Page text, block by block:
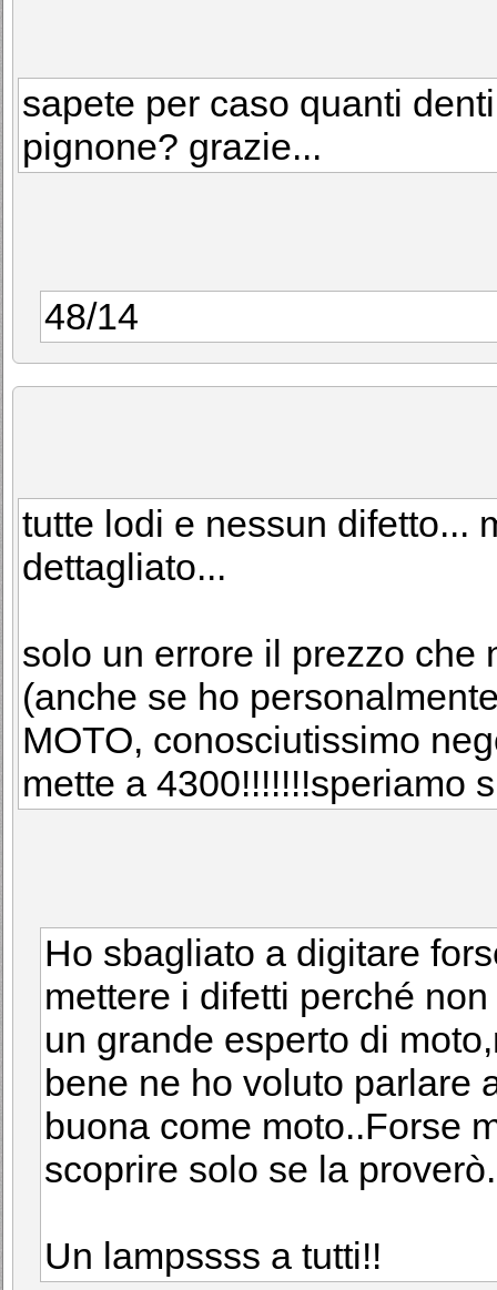
sapete per caso quanti
pignone? grazie...
48/14
tutte lodi e nessun difetto...
dettagliato...
solo un errore il prezzo che
(anche se ho
MOTO, conosciutissimo
mette a 4300!!!!!!!speriamo
Ho sbagliato a digitare
mettere i difetti perché
un grande esperto di
bene ne ho voluto parlare
buona come moto..Forse
scoprire solo se la
Un lampssss a tutti!!